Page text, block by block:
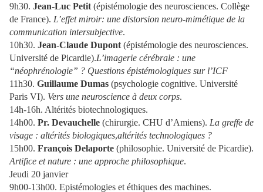
9h30. Jean-Luc Petit (épistémologie des neurosciences. Collège
de France). L’effet miroir: une distorsion neuro-mimétique de la
communication intersubjective.
10h30. Jean-Claude Dupont (épistémologie des neurosciences.
Université de Picardie).L’imagerie cérébrale : une
“néophrénologie” ? Questions épistémologiques sur l’ICF
11h30. Guillaume Dumas (psychologie cognitive. Université
Paris VI). Vers une neuroscience à deux corps.
14h-16h. Altérités biotechnologiques.
14h00. Pr. Devauchelle (chirurgie. CHU d’Amiens). La greffe de
visage : altérités biologiques,altérités technologiques ?
15h00. François Delaporte (philosophie. Université de Picardie).
Artifice et nature : une approche philosophique.
Jeudi 20 janvier
9h00-13h00. Epistémologies et éthiques des machines.